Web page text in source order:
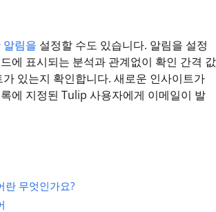
알림을 설정할 수도 있습니다. 알림을 설정
에 표시되는 분석과 관계없이 확인 간격 값
있는지 확인합니다. 새로운 인사이트가
에 지정된 Tulip 사용자에게 이메일이 발
란 무엇인가요?